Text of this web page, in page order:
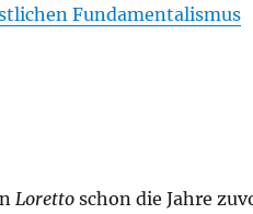
Fundamentalismus
Lorettoschon die Jahre